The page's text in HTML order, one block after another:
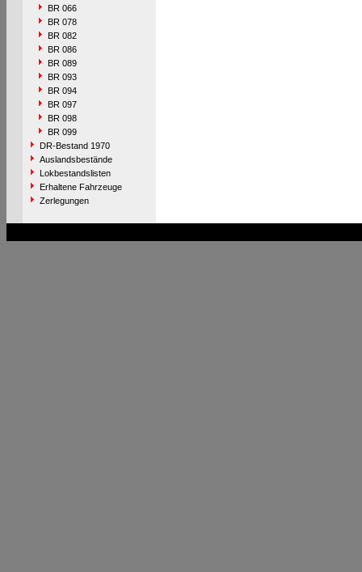
BR 066
BR 078
BR 082
BR 086
BR 089
BR 093
BR 094
BR 097
BR 098
BR 099
DR-Bestand 1970
Auslandsbestände
Lokbestandslisten
Erhaltene Fahrzeuge
Zerlegungen